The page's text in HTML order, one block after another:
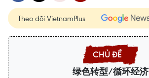
Theo dõi VietnamPlus
绿色转型/循环经济